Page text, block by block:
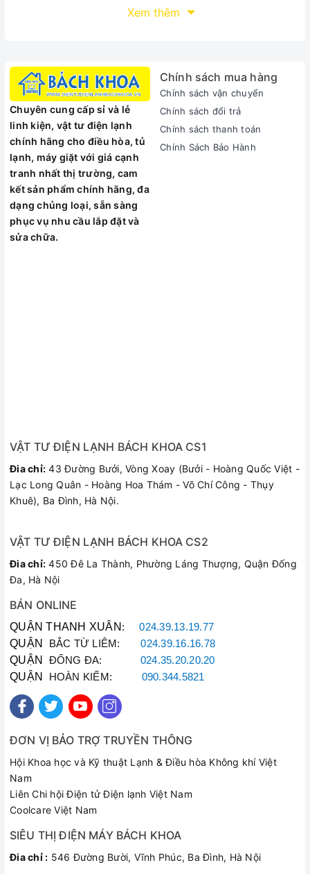
Xem thêm
Chuyên cung cấp sỉ và lẻ
linh kiện, vật tư điện lạnh
chính hãng cho điều hòa, tủ
lạnh, máy giặt với giá cạnh
tranh nhất thị trường, cam
kết sản phẩm chính hãng, đa
dạng chủng loại, sẵn sàng
phục vụ nhu cầu lắp đặt và
sửa chữa.
Chính sách mua hàng
Chính sách vận chuyển
Chính sách đổi trả
Chính sách thanh toán
Chính Sách Bảo Hành
VẬT TƯ ĐIỆN LẠNH BÁCH KHOA CS1
Đia chỉ: 43 Đường Bưởi, Vòng Xoay (Bưởi - Hoàng Quốc Việt -
Lạc Long Quân - Hoàng Hoa Thám - Võ Chí Công - Thụy
Khuê), Ba Đình, Hà Nội.
VẬT TƯ ĐIỆN LẠNH BÁCH KHOA CS2
Đia chỉ: 450 Đê La Thành, Phường Láng Thượng, Quận Đống
Đa, Hà Nội
BÁN ONLINE
QUẬN THANH XUÂN :024.39.13.19.77
QUẬN BẮC TỪ LIÊM:024.39.16.16.78
QUẬN ĐỐNG ĐA: 024.35.20.20.20
QUẬN HOÀN KIẾM: 090.344.5821
ĐƠN VỊ BẢO TRỢ TRUYỀN THÔNG
Hội Khoa học và Kỹ thuật Lạnh & Điều hòa Không khí Việt
Nam
Liên Chi hội Điện tử Điện lạnh Việt Nam
Coolcare Việt Nam
SIÊU THỊ ĐIỆN MÁY BÁCH KHOA
Đia chỉ : 546 Đường Bười, Vĩnh Phúc, Ba Đình, Hà Nội